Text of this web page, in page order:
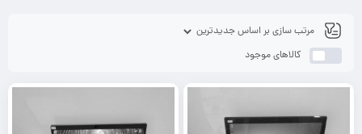
کالاهای موجود